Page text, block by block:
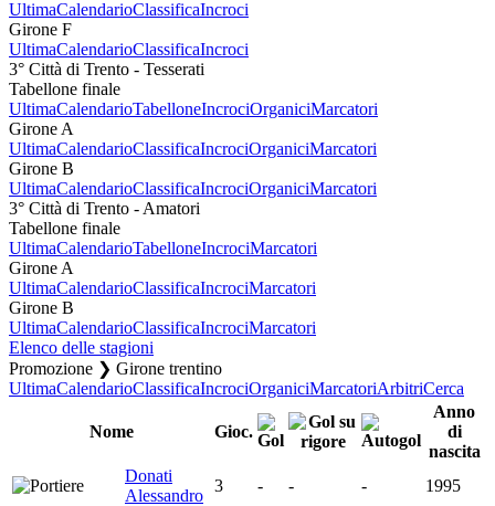
UltimaCalendarioClassificaIncroci
Girone F
UltimaCalendarioClassificaIncroci
3° Città di Trento - Tesserati
Tabellone finale
UltimaCalendarioTabelloneIncrociOrganiciMarcatori
Girone A
UltimaCalendarioClassificaIncrociOrganiciMarcatori
Girone B
UltimaCalendarioClassificaIncrociOrganiciMarcatori
3° Città di Trento - Amatori
Tabellone finale
UltimaCalendarioTabelloneIncrociMarcatori
Girone A
UltimaCalendarioClassificaIncrociMarcatori
Girone B
UltimaCalendarioClassificaIncrociMarcatori
Elenco delle stagioni
Promozione ❯ Girone trentino
UltimaCalendarioClassificaIncrociOrganiciMarcatoriArbitriCerca
Nome Gioc.
Anno
di
nascita
Donati
Alessandro
3 - - -
1995